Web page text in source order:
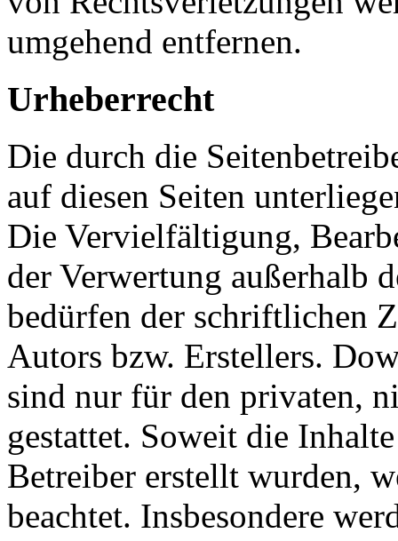
umgehend entfernen.
Urheberrecht
Die durch die
auf diesen Seiten
Die Vervielfältigung,
der Verwertung außerhalb
bedürfen der schriftlichen
Autors bzw. Erstellers.
sind nur für den privaten,
gestattet. Soweit die
Betreiber erstellt wurden,
beachtet. Insbesondere